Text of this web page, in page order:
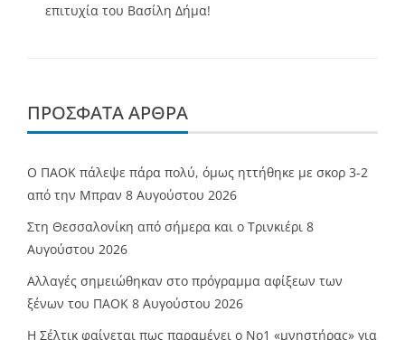
επιτυχία του Βασίλη Δήμα!
ΠΡΌΣΦΑΤΑ ΆΡΘΡΑ
Ο ΠΑΟΚ πάλεψε πάρα πολύ, όμως ηττήθηκε με σκορ 3-2
από την Μπραν 8 Αυγούστου 2026
Στη Θεσσαλονίκη από σήμερα και ο Τρινκιέρι 8
Αυγούστου 2026
Αλλαγές σημειώθηκαν στο πρόγραμμα αφίξεων των
ξένων του ΠΑΟΚ 8 Αυγούστου 2026
Η Σέλτικ φαίνεται πως παραμένει ο Νο1 «μνηστήρας» για